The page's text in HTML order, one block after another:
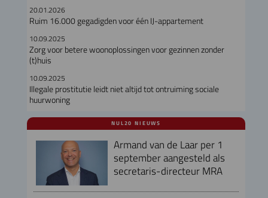
20.01.2026
Ruim 16.000 gegadigden voor één IJ-appartement
10.09.2025
Zorg voor betere woonoplossingen voor gezinnen zonder
(t)huis
10.09.2025
Illegale prostitutie leidt niet altijd tot ontruiming sociale
huurwoning
NUL20 NIEUWS
Armand van de Laar per 1
september aangesteld als
secretaris-directeur MRA